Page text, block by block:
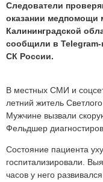
Следователи
оказании медпомощи
Калининградской
сообщили в
СК России.
В местных СМИ и
летний житель
Мужчине вызвали
Фельдшер
Состояние пациента
госпитализировали.
часов у него